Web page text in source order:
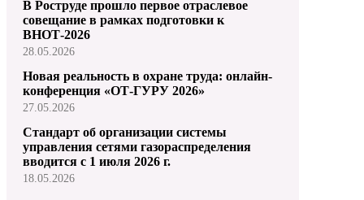
В Роструде прошло первое отраслевое
совещание в рамках подготовки к
ВНОТ-2026
28.05.2026
Новая реальность в охране труда: онлайн-
конференция «ОТ-ГУРУ 2026»
27.05.2026
Стандарт об организации системы
управления сетями газораспределения
вводится с 1 июля 2026 г.
18.05.2026